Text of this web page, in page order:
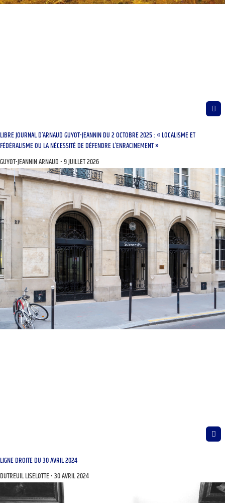
LIBRE JOURNAL D’ARNAUD GUYOT-JEANNIN DU 2 OCTOBRE 2025 : « LOCALISME ET
FÉDÉRALISME OU LA NÉCESSITÉ DE DÉFENDRE L’ENRACINEMENT »
GUYOT-JEANNIN ARNAUD 9 JUILLET 2026
LIGNE DROITE DU 30 AVRIL 2024
DUTREUIL LISELOTTE 30 AVRIL 2024